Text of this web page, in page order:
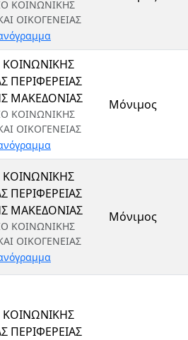
ΚΟΙΝΩΝΙΚΗΣ
ΟΙΚΟΓΕΝΕΙΑΣ
ΠΕΡΙΦΕΡΕΙΑΣ
ΜΑΚΕΔΟΝΙΑΣ
ΚΟΙΝΩΝΙΚΗΣ
ΟΙΚΟΓΕΝΕΙΑΣ
Μόνιμος
ΠΕΡΙΦΕΡΕΙΑΣ
ΜΑΚΕΔΟΝΙΑΣ
ΚΟΙΝΩΝΙΚΗΣ
ΟΙΚΟΓΕΝΕΙΑΣ
Μόνιμος
ΠΕΡΙΦΕΡΕΙΑΣ